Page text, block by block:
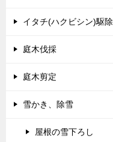
イタチ(ハクビシン)駆除
庭木伐採
庭木剪定
雪かき、除雪
屋根の雪下ろし